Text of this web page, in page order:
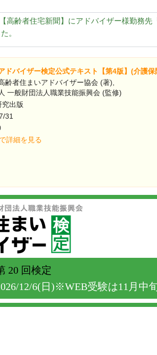
高齢者住宅新聞】にアドバイザー様勤務先
。
ドバイザー検定公式テキスト【第4版】(介護
齢者住まいアドバイザー協会 (著),
一般財団法人職業技能振興会 (監修)
究出版
31
詳細を見る
20 回検定
12/6(日)※WEB受験は11月中